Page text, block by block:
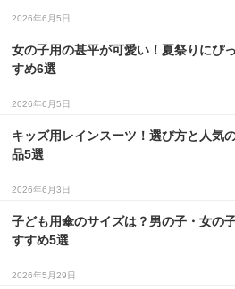
出産
子育て・育児
０歳児
１歳児
２歳児
３〜６歳児
2026年6月5日
女の子用の甚平が可愛い！夏祭りにぴ
すめ6選
2026年6月5日
キッズ用レインスーツ！選び方と人気
品5選
2026年6月3日
子ども用傘のサイズは？男の子・女の
すすめ5選
2026年5月29日